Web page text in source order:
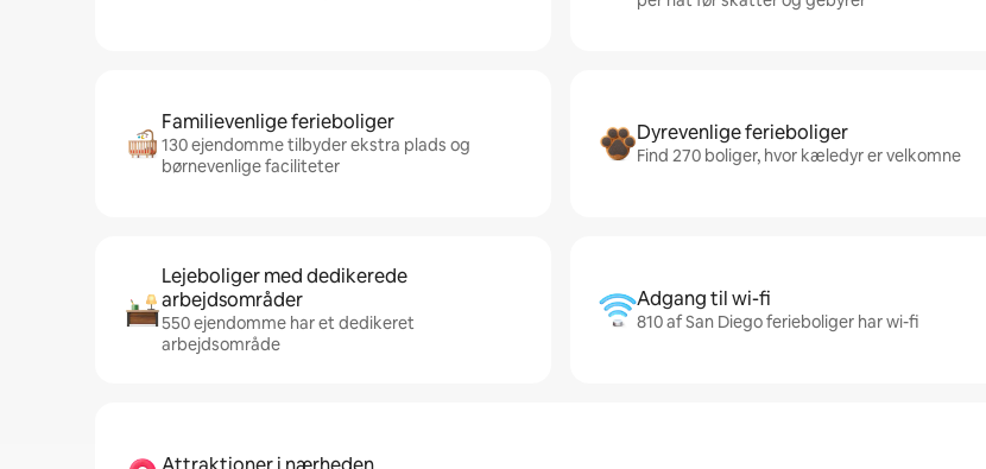
Familievenlige ferieboliger
130 ejendomme tilbyder ekstra plads og
børnevenlige faciliteter
Dyrevenlige ferieboliger
Find 270 boliger, hvor kæledyr er velkomne
Lejeboliger med dedikerede
arbejdsområder
550 ejendomme har et dedikeret
arbejdsområde
Adgang til wi-fi
810 af San Diego ferieboliger har wi-fi